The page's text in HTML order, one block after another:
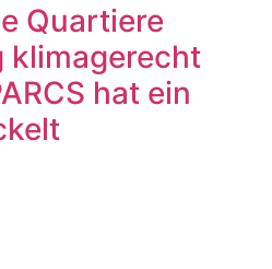
Quartiere
klimagerecht
hat ein